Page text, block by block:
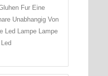
Fur Eine
Unabhangig Von
Led Lampe Lampe